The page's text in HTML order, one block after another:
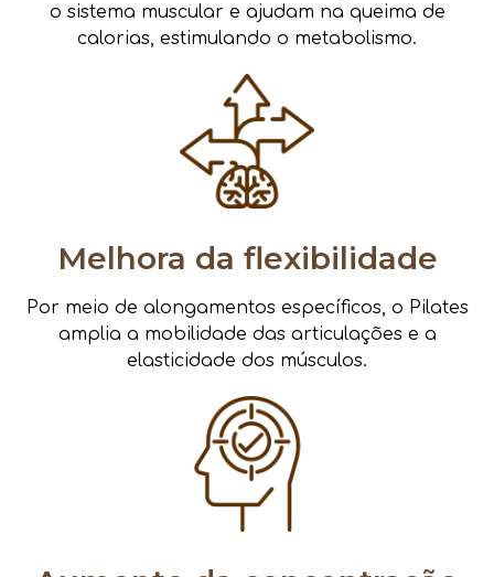
o sistema muscular e ajudam na queima de
calorias, estimulando o metabolismo.
Melhora da flexibilidade
Por meio de alongamentos específicos, o Pilates
amplia a mobilidade das articulações e a
elasticidade dos músculos.